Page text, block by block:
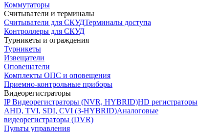
Коммутаторы
Считыватели и терминалы
Считыватели для СКУДТерминалы доступа
Контроллеры для СКУД
Турникеты и ограждения
Турникеты
Извещатели
Оповещатели
Комплекты ОПС и оповещения
Приемно-контрольные приборы
Видеорегистраторы
IP Видеорегистраторы (NVR, HYBRID)HD регистраторы
AHD, TVI, SDI, CVI (3-HYBRID)Аналоговые
видеорегистраторы (DVR)
Пульты управления